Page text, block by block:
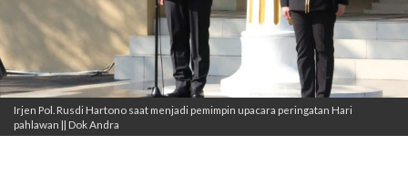
Irjen Pol. Rusdi Hartono saat menjadi pemimpin upacara peringatan Hari
pahlawan || Dok Andra